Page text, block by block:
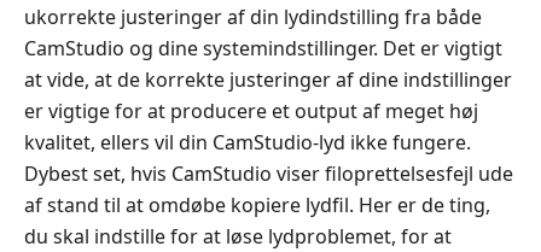
ukorrekte justeringer af din lydindstilling fra både
CamStudio og dine systemindstillinger. Det er vigtigt
at vide, at de korrekte justeringer af dine indstillinger
er vigtige for at producere et output af meget høj
kvalitet, ellers vil din CamStudio-lyd ikke fungere.
Dybest set, hvis CamStudio viser filoprettelsesfejl ude
af stand til at omdøbe kopiere lydfil. Her er de ting,
du skal indstille for at løse lydproblemet, for at